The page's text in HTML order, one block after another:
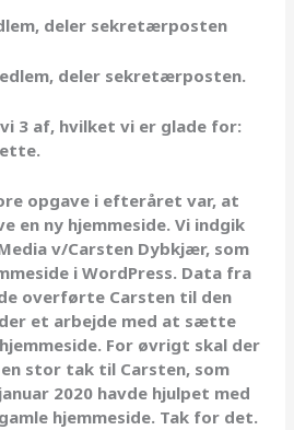
deler sekretærposten
deler sekretærposten.
3 af, hvilket vi er glade for:
opgave i efteråret var, at
en ny hjemmeside. Vi indgik
v/Carsten Dybkjær, som
i WordPress. Data fra
overførte Carsten til den
et arbejde med at sætte
For øvrigt skal der
stor tak til Carsten, som
2020 havde hjulpet med
hjemmeside. Tak for det.